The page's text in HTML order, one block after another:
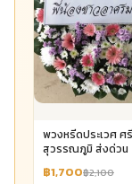
พวงหรีดประเวศ ศ
สุวรรณภูมิ ส่งด่วน
฿1,700฿2,100